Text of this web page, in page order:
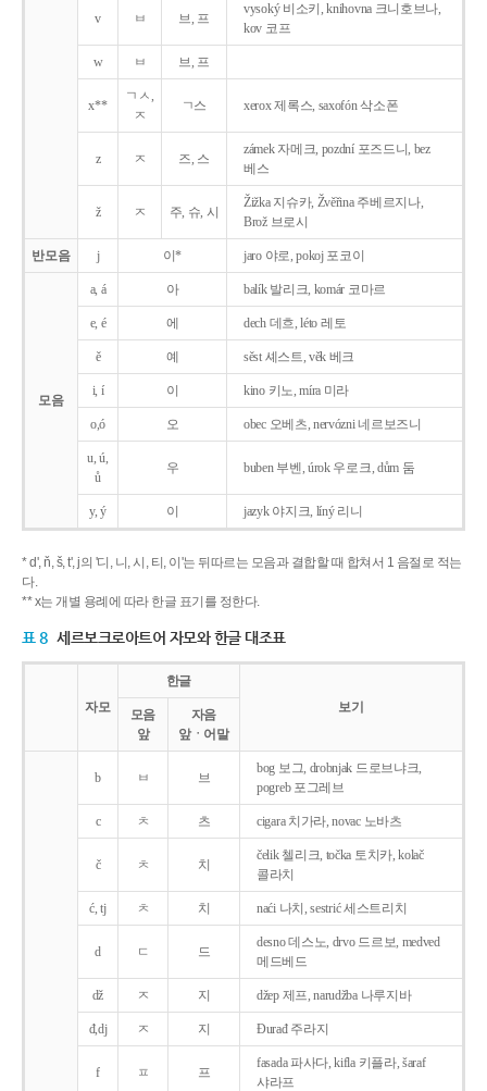
v ㅂ 브, 프
vysoký 비소키, knihovna 크니호브나,
kov 코프
w ㅂ 브, 프
x**
ㄱㅅ,
ㅈ
ㄱ스 xerox 제록스, saxofón 삭소폰
z ㅈ 즈, 스
zámek 자메크, pozdní 포즈드니, bez
베스
ž ㅈ 주, 슈, 시
Žižka 지슈카, Žvěřina 주베르지나,
Brož 브로시
반모음 j 이* jaro 야로, pokoj 포코이
모음
a, á 아 balík 발리크, komár 코마르
e, é 에 dech 데흐, léto 레토
ě 예 sěst 셰스트, věk 베크
i, í 이 kino 키노, míra 미라
o,ó 오 obec 오베츠, nervózni 네르보즈니
u, ú,
ů
우 buben 부벤, úrok 우로크, dům 둠
y, ý 이 jazyk야지크, líný 리니
* d', ň, š, t', j의 '디, 니, 시, 티, 이'는 뒤따르는 모음과 결합할 때 합쳐서 1 음절로 적는
다.
** x는 개별 용례에 따라 한글 표기를 정한다.
표 8 세르보크로아트어 자모와 한글 대조표
자모
한글
보기
모음
앞
자음
앞ㆍ어말
b ㅂ 브
bog 보그, drobnjak 드로브냐크,
pogreb 포그레브
c ㅊ 츠 cigara 치가라, novac 노바츠
č ㅊ 치
čelik 첼리크, točka 토치카, kolač
콜라치
ć, tj ㅊ 치 naći 나치, sestrić 세스트리치
d ㄷ 드
desno 데스노, drvo 드르보, medved
메드베드
dž ㅈ 지 džep 제프, narudžba 나루지바
đ,dj ㅈ 지 Ðurađ 주라지
f ㅍ 프
fasada 파사다, kifla 키플라, šaraf
샤라프